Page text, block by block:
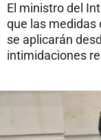
El ministro del
que las medidas
se aplicarán
intimidaciones